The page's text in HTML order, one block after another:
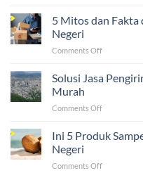
Luar
Tantangan
Dihadapi
dalam
5 Mitos dan Fakta
Negeri
Comments Offon
Mitos
dalam
Barang
Solusi Jasa
Murah
Comments Offon
Jasa
Pengiriman
Venezuela
Ini 5 Produk
Negeri
Comments Offon